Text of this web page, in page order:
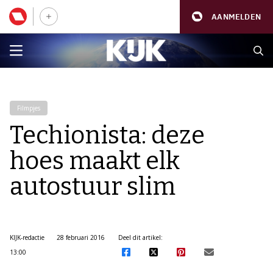
AANMELDEN
Filmpjes
Techionista: deze
hoes maakt elk
autostuur slim
KIJK-redactie
28 februari 2016
13:00
Deel dit artikel: